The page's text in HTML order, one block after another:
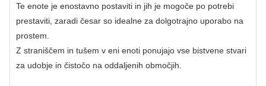
Te enote je enostavno postaviti in jih je mogoče po potrebi
prestaviti, zaradi česar so idealne za dolgotrajno uporabo na
prostem.
Z straniščem in tušem v eni enoti ponujajo vse bistvene stvari
za udobje in čistočo na oddaljenih območjih.